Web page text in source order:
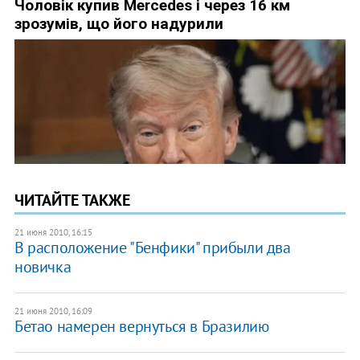
ЧИТАЙТЕ ТАКЖЕ
21 июня 2010, 16:15
В расположение "Бенфики" прибыли два
новичка
21 июня 2010, 16:09
Бетао намерен вернуться в Бразилию